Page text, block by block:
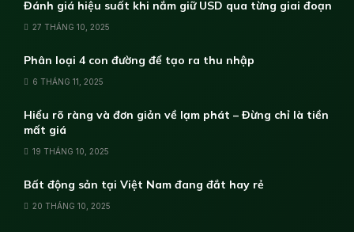
Đánh giá hiệu suất khi nắm giữ USD qua từng giai đoạn
27 THÁNG 10, 2025
Phân loại 4 con đường để tạo ra thu nhập
6 THÁNG 11, 2025
Hiểu rõ ràng và đơn giản về lạm phát – Đừng chỉ là tiền
mất giá
19 THÁNG 10, 2025
Bất động sản tại Việt Nam đang đắt hay rẻ
20 THÁNG 10, 2025